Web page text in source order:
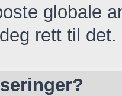
globale
rett til det.